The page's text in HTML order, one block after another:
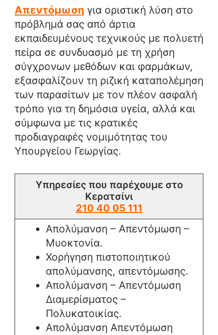
Απεντόμωση για οριστική λύση στο
πρόβλημά σας από άρτια
εκπαιδευμένους τεχνικούς με πολυετή
πείρα σε συνδυασμό με τη χρήση
σύγχρονων μεθόδων και φαρμάκων,
εξασφαλίζουν τη ριζική καταπολέμηση
των παρασίτων με τον πλέον ασφαλή
τρόπο για τη δημόσια υγεία, αλλά και
σύμφωνα με τις κρατικές
προδιαγραφές νομιμότητας του
Υπουργείου Γεωργίας.
Υπηρεσίες που παρέχουμε στο
Κερατσίνι
210 40 05 111
Απολύμανση – Απεντόμωση –
Μυοκτονία.
Χορήγηση πιστοποιητικού
απολύμανσης, απεντόμωσης.
Απολύμανση – Απεντόμωση
Διαμερίσματος –
Πολυκατοικίας.
Απολύμανση Απεντόμωση